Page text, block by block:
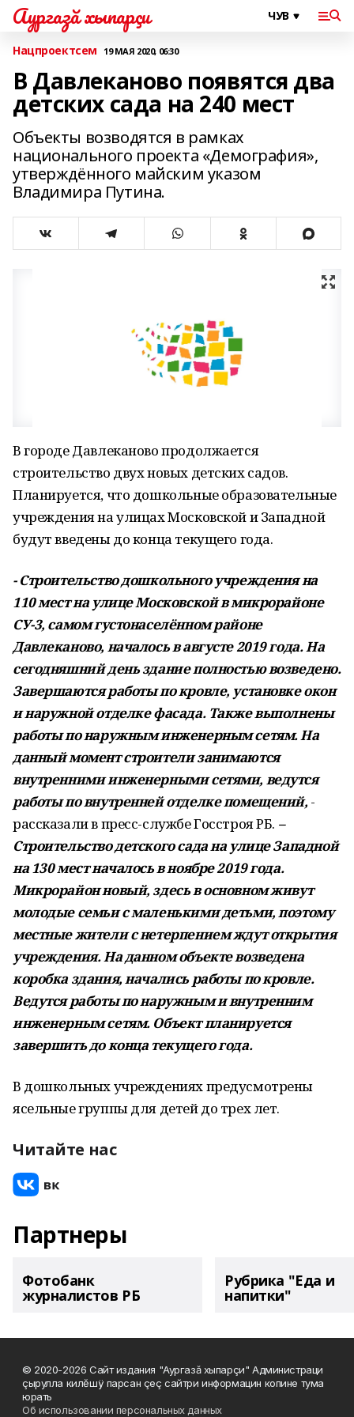
Аургазă хыпарçи
Нацпроектсем 19 МАЯ 2020, 06:30
В Давлеканово появятся два
детских сада на 240 мест
Объекты возводятся в рамках
национального проекта «Демография»,
утверждённого майским указом
Владимира Путина.
В городе Давлеканово продолжается
строительство двух новых детских садов.
Планируется, что дошкольные образовательные
учреждения на улицах Московской и Западной
будут введены до конца текущего года.
- Строительство дошкольного учреждения на
110 мест на улице Московской в микрорайоне
СУ-3, самом густонаселённом районе
Давлеканово, началось в августе 2019 года. На
сегодняшний день здание полностью возведено.
Завершаются работы по кровле, установке окон
и наружной отделке фасада. Также выполнены
работы по наружным инженерным сетям. На
данный момент строители занимаются
внутренними инженерными сетями, ведутся
работы по внутренней отделке помещений, -
рассказали в пресс-службе Госстроя РБ. –
Строительство детского сада на улице Западной
на 130 мест началось в ноябре 2019 года.
Микрорайон новый, здесь в основном живут
молодые семьи с маленькими детьми, поэтому
местные жители с нетерпением ждут открытия
учреждения. На данном объекте возведена
коробка здания, начались работы по кровле.
Ведутся работы по наружным и внутренним
инженерным сетям. Объект планируется
завершить до конца текущего года.
В дошкольных учреждениях предусмотрены
ясельные группы для детей до трех лет.
Читайте нас
Партнеры
Фотобанк
журналистов РБ
Рубрика "Еда и
напитки"
© 2020-2026 Сайт издания "Аургазă хыпарçи" Администраци
çырулла килĕшÿ парсан çеç сайтри информацин копине тума
юрать
Об использовании персональных данных